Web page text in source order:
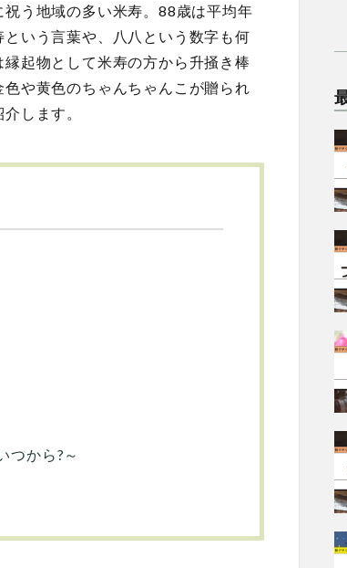
う地域の多い米寿。88歳は平均年
いう言葉や、八八という数字も何
起物として米寿の方から升掻き棒
や黄色のちゃんちゃんこが贈られ
します。
つから?～